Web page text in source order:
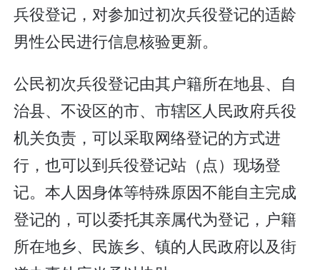
兵役登记，对参加过初次兵役登记的适龄
男性公民进行信息核验更新。
公民初次兵役登记由其户籍所在地县、自
治县、不设区的市、市辖区人民政府兵役
机关负责，可以采取网络登记的方式进
行，也可以到兵役登记站（点）现场登
记。本人因身体等特殊原因不能自主完成
登记的，可以委托其亲属代为登记，户籍
所在地乡、民族乡、镇的人民政府以及街